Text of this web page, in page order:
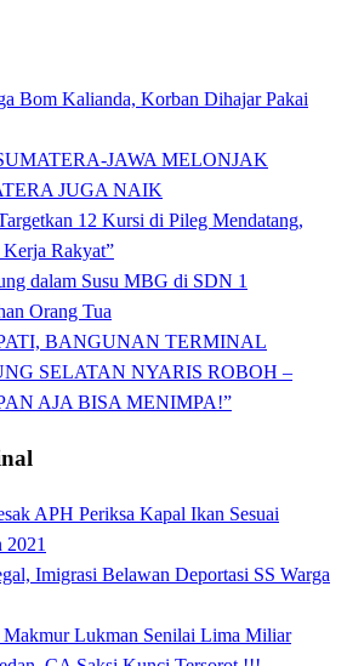
Bom Kalianda, Korban Dihajar Pakai
JAWA MELONJAK
JUGA NAIK
12 Kursi di Pileg Mendatang,
Kerja Rakyat”
dalam Susu MBG di SDN 1
Orang Tua
BANGUNAN TERMINAL
SELATAN NYARIS ROBOH –
AJA BISA MENIMPA!”
APH Periksa Kapal Ikan Sesuai
2021
Imigrasi Belawan Deportasi SS Warga
Makmur Lukman Senilai Lima Miliar